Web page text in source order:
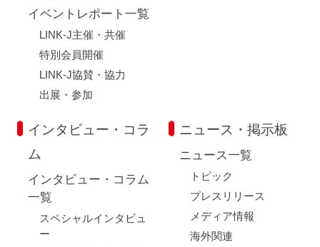
イベントレポート一覧
LINK-J主催・共催
特別会員開催
LINK-J協賛・協力
出展・参加
インタビュー・コラ
ム
インタビュー・コラム
一覧
スペシャルインタビュ
ー
ニュース・掲示板
ニュース一覧
トピック
プレスリリース
メディア情報
海外関連